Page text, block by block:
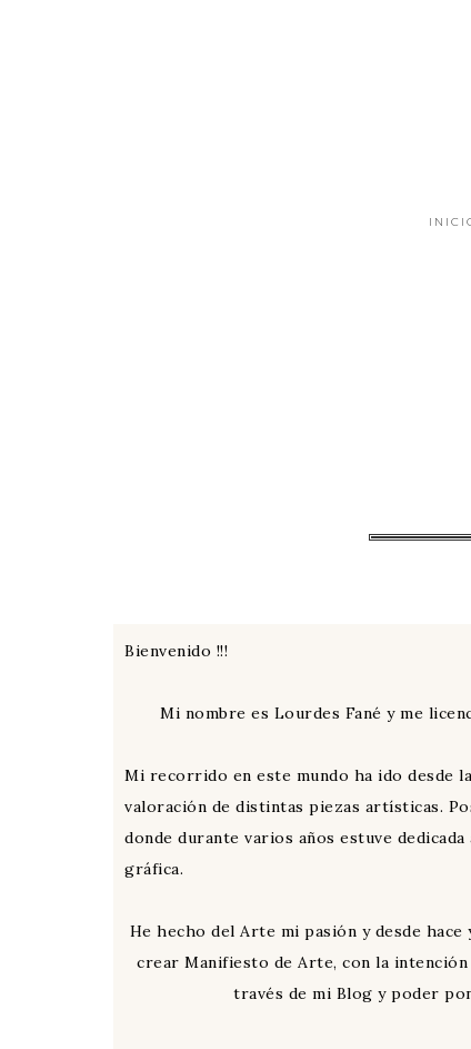
Bienvenido !!!
Mi nombre es Lourdes Fané y me
Mi recorrido en este mundo ha ido desde
valoración de distintas piezas artísticas.
donde durante varios años estuve
gráfica.
He hecho del Arte mi pasión y desde
crear Manifiesto de Arte, con la
través de mi Blog y poder